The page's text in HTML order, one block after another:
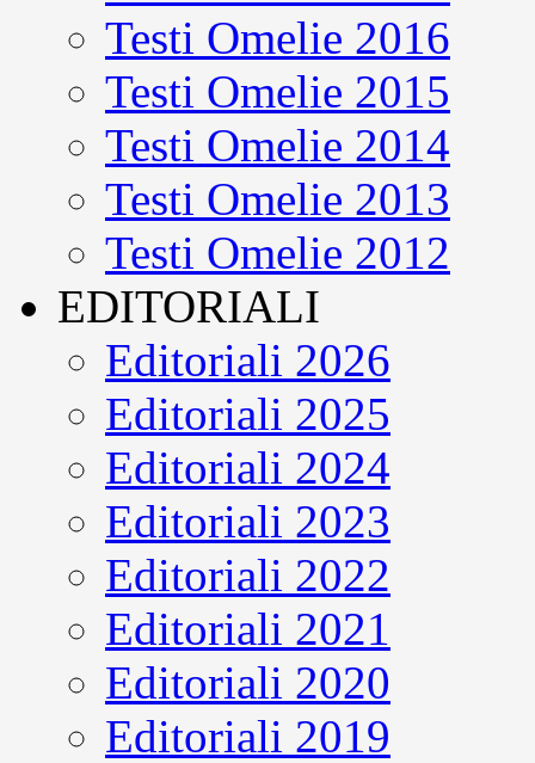
Testi Omelie 2016
Testi Omelie 2015
Testi Omelie 2014
Testi Omelie 2013
Testi Omelie 2012
EDITORIALI
Editoriali 2026
Editoriali 2025
Editoriali 2024
Editoriali 2023
Editoriali 2022
Editoriali 2021
Editoriali 2020
Editoriali 2019